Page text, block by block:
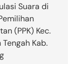
Suara di
(PPK) Kec.
Tengah Kab.